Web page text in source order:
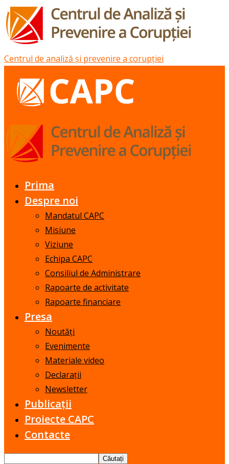
Centrul de analiză și prevenire a corupției
Prima
Despre noi
Mandatul CAPC
Misiune
Viziune
Echipa CAPC
Consiliul de Administrare
Rapoarte de activitate
Rapoarte financiare
Presa
Noutăți
Evenimente
Materiale video
Declarații
Newsletter
Publicații
Proiecte CAPC
Contacte